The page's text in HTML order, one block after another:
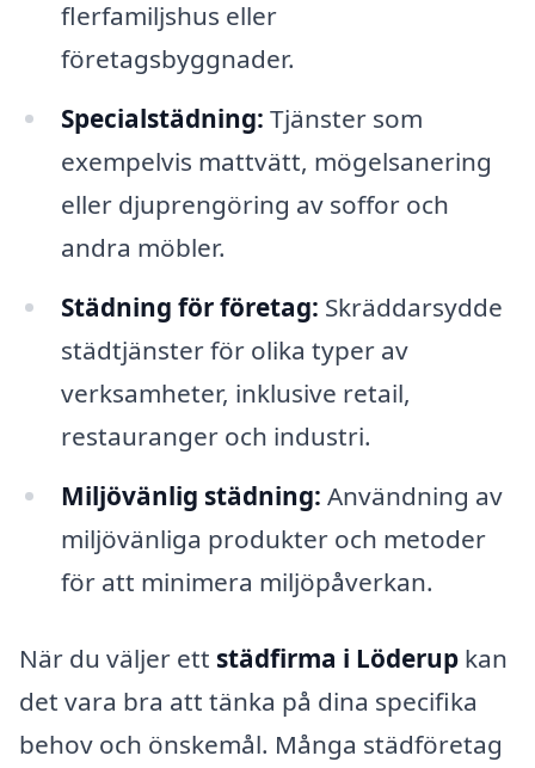
flerfamiljshus eller
företagsbyggnader.
Specialstädning: Tjänster som
exempelvis mattvätt, mögelsanering
eller djuprengöring av soffor och
andra möbler.
Städning för företag: Skräddarsydde
städtjänster för olika typer av
verksamheter, inklusive retail,
restauranger och industri.
Miljövänlig städning: Användning av
miljövänliga produkter och metoder
för att minimera miljöpåverkan.
När du väljer ett städfirma i Löderup kan
det vara bra att tänka på dina specifika
behov och önskemål. Många städföretag